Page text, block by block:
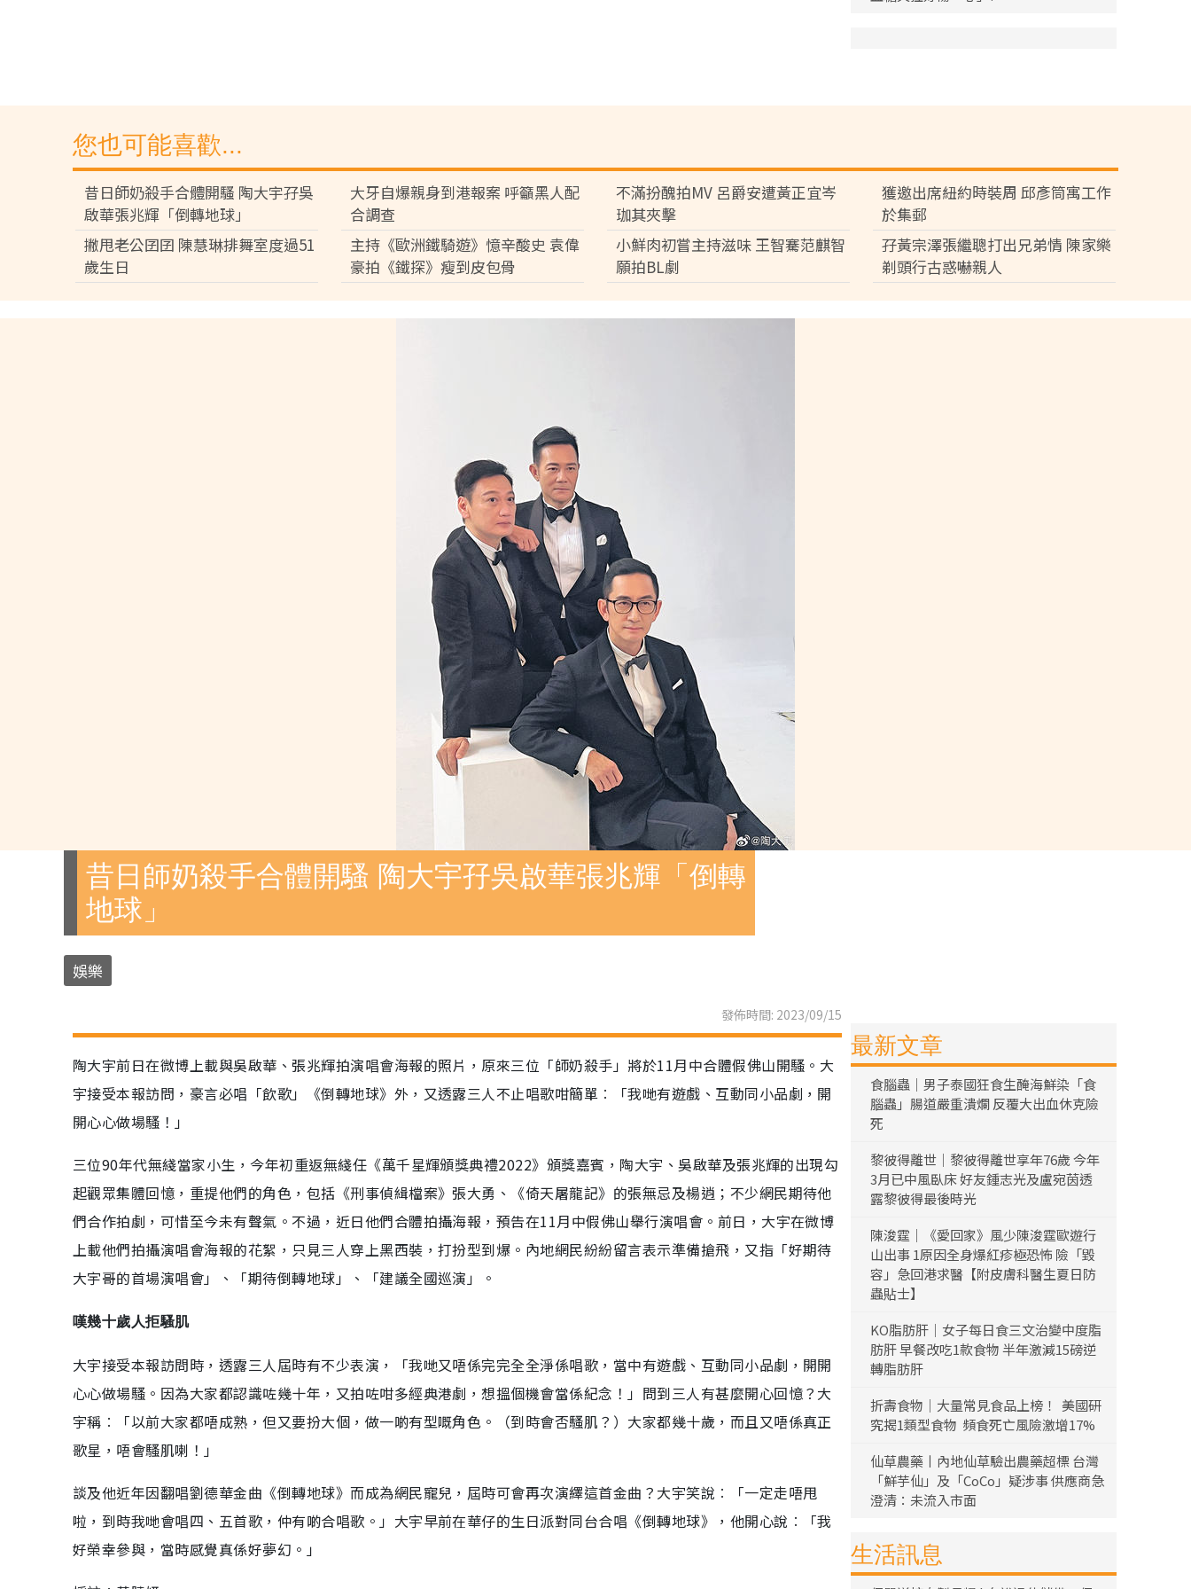
您也可能喜歡...
昔日師奶殺手合體開騷 陶大宇孖吳
啟華張兆輝「倒轉地球」
大牙自爆親身到港報案 呼籲黑人配
合調查
不滿扮醜拍MV 呂爵安遭黃正宜岑
珈其夾擊
獲邀出席紐約時裝周 邱彥筒寓工作
於集郵
撇甩老公囝囝 陳慧琳排舞室度過51
歲生日
主持《歐洲鐵騎遊》憶辛酸史 袁偉
豪拍《鐵探》瘦到皮包骨
小鮮肉初嘗主持滋味 王智騫范麒智
願拍BL劇
孖黃宗澤張繼聰打出兄弟情 陳家樂
剃頭行古惑嚇親人
昔日師奶殺手合體開騷 陶大宇孖吳啟華張兆輝「倒轉
地球」
娛樂
發佈時間: 2023/09/15
陶大宇前日在微博上載與吳啟華、張兆輝拍演唱會海報的照片，原來三位「師奶殺手」將於11月中合體假佛山開騷。大
宇接受本報訪問，豪言必唱「飲歌」《倒轉地球》外，又透露三人不止唱歌咁簡單︰「我哋有遊戲、互動同小品劇，開
開心心做場騷！」
三位90年代無綫當家小生，今年初重返無綫任《萬千星輝頒獎典禮2022》頒獎嘉賓，陶大宇、吳啟華及張兆輝的出現勾
起觀眾集體回憶，重提他們的角色，包括《刑事偵緝檔案》張大勇、《倚天屠龍記》的張無忌及楊逍；不少網民期待他
們合作拍劇，可惜至今未有聲氣。不過，近日他們合體拍攝海報，預告在11月中假佛山舉行演唱會。前日，大宇在微博
上載他們拍攝演唱會海報的花絮，只見三人穿上黑西裝，打扮型到爆。內地網民紛紛留言表示準備搶飛，又指「好期待
大宇哥的首場演唱會」、「期待倒轉地球」、「建議全國巡演」。
嘆幾十歲人拒騷肌
大宇接受本報訪問時，透露三人屆時有不少表演，「我哋又唔係完完全全淨係唱歌，當中有遊戲、互動同小品劇，開開
心心做場騷。因為大家都認識咗幾十年，又拍咗咁多經典港劇，想搵個機會當係紀念！」問到三人有甚麼開心回憶？大
宇稱︰「以前大家都唔成熟，但又要扮大個，做一啲有型嘅角色。（到時會否騷肌？）大家都幾十歲，而且又唔係真正
歌星，唔會騷肌喇！」
談及他近年因翻唱劉德華金曲《倒轉地球》而成為網民寵兒，屆時可會再次演繹這首金曲？大宇笑說︰「一定走唔甩
啦，到時我哋會唱四、五首歌，仲有啲合唱歌。」大宇早前在華仔的生日派對同台合唱《倒轉地球》，他開心說︰「我
好榮幸參與，當時感覺真係好夢幻。」
最新文章
食腦蟲｜男子泰國狂食生醃海鮮染「食
腦蟲」腸道嚴重潰爛 反覆大出血休克險
死
黎彼得離世｜黎彼得離世享年76歲 今年
3月已中風臥床 好友鍾志光及盧宛茵透
露黎彼得最後時光
陳浚霆｜《愛回家》風少陳浚霆歐遊行
山出事 1原因全身爆紅疹極恐怖 險「毀
容」急回港求醫【附皮膚科醫生夏日防
蟲貼士】
KO脂肪肝｜女子每日食三文治變中度脂
肪肝 早餐改吃1款食物 半年激減15磅逆
轉脂肪肝
折壽食物｜大量常見食品上榜！ 美國研
究揭1類型食物 頻食死亡風險激增17%
仙草農藥丨內地仙草驗出農藥超標 台灣
「鮮芋仙」及「CoCo」疑涉事 供應商急
澄清：未流入市面
生活訊息